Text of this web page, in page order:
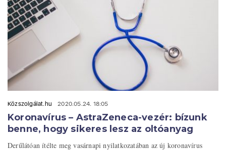
Közszolgálat.hu 2020.05.24. 18:05
Koronavírus – AstraZeneca-vezér: bízunk
benne, hogy sikeres lesz az oltóanyag
Derűlátóan ítélte meg vasárnapi nyilatkozatában az új koronavírus